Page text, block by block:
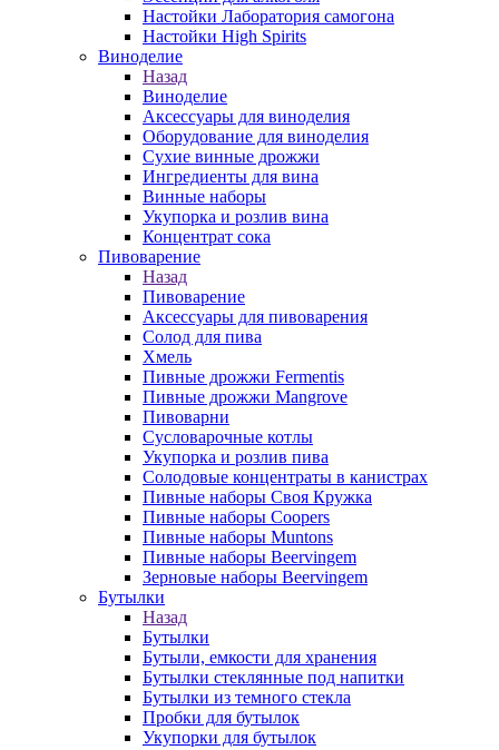
Настойки Лаборатория самогона
Настойки High Spirits
Виноделие
Назад
Виноделие
Аксессуары для виноделия
Оборудование для виноделия
Сухие винные дрожжи
Ингредиенты для вина
Винные наборы
Укупорка и розлив вина
Концентрат сока
Пивоварение
Назад
Пивоварение
Аксессуары для пивоварения
Солод для пива
Хмель
Пивные дрожжи Fermentis
Пивные дрожжи Mangrove
Пивоварни
Сусловарочные котлы
Укупорка и розлив пива
Солодовые концентраты в канистрах
Пивные наборы Своя Кружка
Пивные наборы Coopers
Пивные наборы Muntons
Пивные наборы Beervingem
Зерновые наборы Beervingem
Бутылки
Назад
Бутылки
Бутыли, емкости для хранения
Бутылки стеклянные под напитки
Бутылки из темного стекла
Пробки для бутылок
Укупорки для бутылок